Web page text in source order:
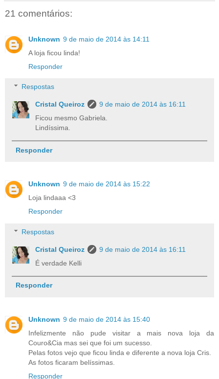
21 comentários:
Unknown 9 de maio de 2014 às 14:11
A loja ficou linda!
Responder
Respostas
Cristal Queiroz
9 de maio de 2014 às 16:11
Ficou mesmo Gabriela.
Lindíssima.
Responder
Unknown 9 de maio de 2014 às 15:22
Loja lindaaa <3
Responder
Respostas
Cristal Queiroz
9 de maio de 2014 às 16:11
É verdade Kelli
Responder
Unknown 9 de maio de 2014 às 15:40
Infelizmente não pude visitar a mais nova loja da
Couro&Cia mas sei que foi um sucesso.
Pelas fotos vejo que ficou linda e diferente a nova loja Cris.
As fotos ficaram belíssimas.
Responder